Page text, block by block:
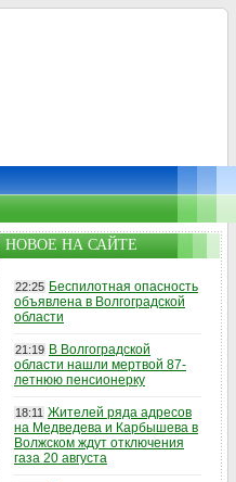
НОВОЕ НА САЙТЕ
22:25 Беспилотная опасность
объявлена в Волгоградской
области
21:19 В Волгоградской
области нашли мертвой 87-
летнюю пенсионерку
18:11 Жителей ряда адресов
на Медведева и Карбышева в
Волжском ждут отключения
газа 20 августа